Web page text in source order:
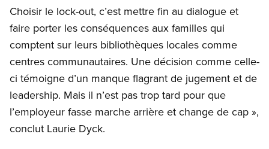
Choisir le lock-out, c’est mettre fin au dialogue et
faire porter les conséquences aux familles qui
comptent sur leurs bibliothèques locales comme
centres communautaires. Une décision comme celle-
ci témoigne d’un manque flagrant de jugement et de
leadership. Mais il n’est pas trop tard pour que
l’employeur fasse marche arrière et change de cap »,
conclut Laurie Dyck.